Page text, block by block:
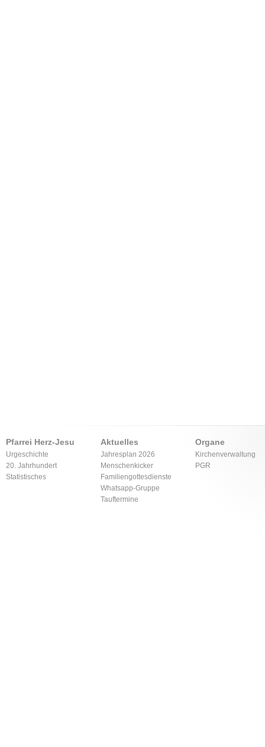
Pfarrei Herz-Jesu
Urgeschichte
20. Jahrhundert
Statistisches
Aktuelles
Jahresplan 2026
Menschenkicker
Familiengottesdienste
Whatsapp-Gruppe
Tauftermine
Organe
Kirchenverwaltung
PGR